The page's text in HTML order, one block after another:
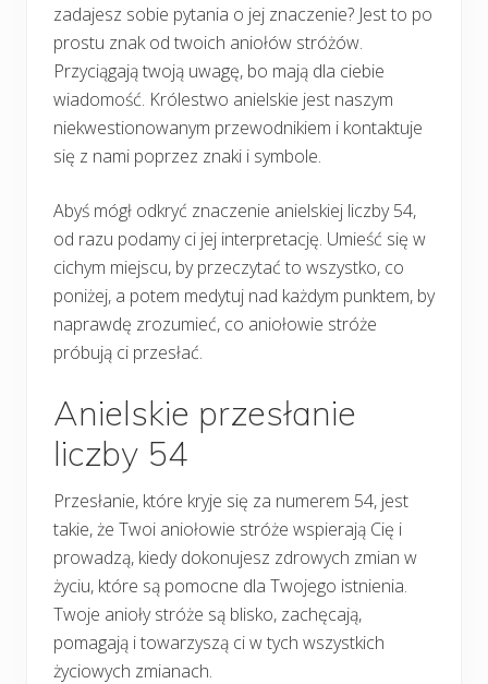
zadajesz sobie pytania o jej znaczenie? Jest to po
prostu znak od twoich aniołów stróżów.
Przyciągają twoją uwagę, bo mają dla ciebie
wiadomość. Królestwo anielskie jest naszym
niekwestionowanym przewodnikiem i kontaktuje
się z nami poprzez znaki i symbole.
Abyś mógł odkryć znaczenie anielskiej liczby 54,
od razu podamy ci jej interpretację. Umieść się w
cichym miejscu, by przeczytać to wszystko, co
poniżej, a potem medytuj nad każdym punktem, by
naprawdę zrozumieć, co aniołowie stróże
próbują ci przesłać.
Anielskie przesłanie
liczby 54
Przesłanie, które kryje się za numerem 54, jest
takie, że Twoi aniołowie stróże wspierają Cię i
prowadzą, kiedy dokonujesz zdrowych zmian w
życiu, które są pomocne dla Twojego istnienia.
Twoje anioły stróże są blisko, zachęcają,
pomagają i towarzyszą ci w tych wszystkich
życiowych zmianach.